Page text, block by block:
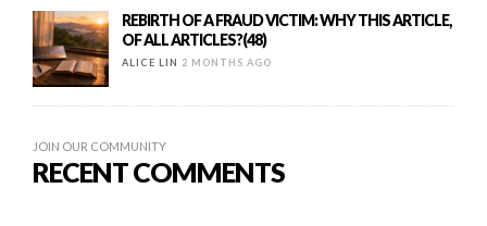
REBIRTH OF A FRAUD VICTIM: WHY THIS ARTICLE,
OF ALL ARTICLES?(48)
ALICE LIN 2 MONTHS AGO
JOIN OUR COMMUNITY
RECENT COMMENTS